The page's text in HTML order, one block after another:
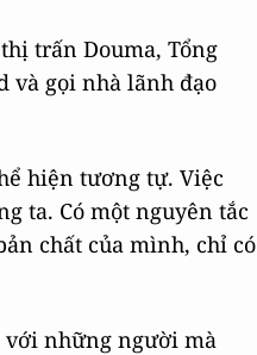
trấn Douma, Tổng
và gọi nhà lãnh đạo
hiện tương tự. Việc
ta. Có một nguyên tắc
chất của mình, chỉ có
với những người mà